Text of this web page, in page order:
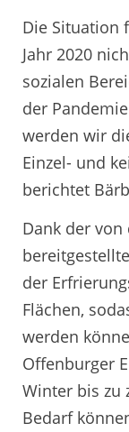
Die Situation
Jahr 2020
sozialen
der
werden wir
Einzel- und
berichtet
Dank der
der
Flächen,
werden
Offenburger
Winter bis zu
Bedarf